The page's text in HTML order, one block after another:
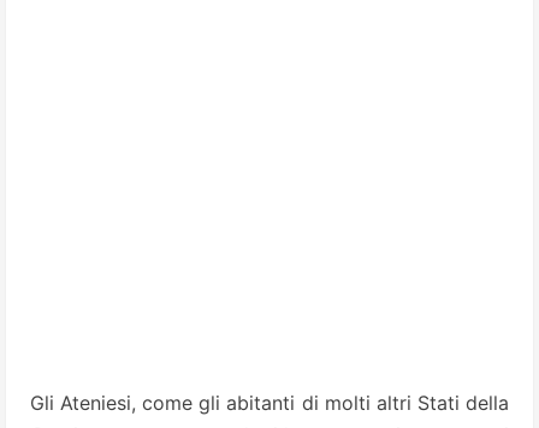
Gli Ateniesi, come gli abitanti di molti altri Stati della